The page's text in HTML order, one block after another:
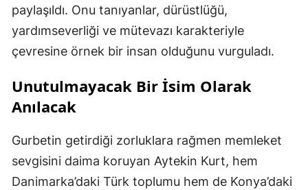
paylaşıldı. Onu tanıyanlar, dürüstlüğü,
yardımseverliği ve mütevazı karakteriyle
çevresine örnek bir insan olduğunu vurguladı.
Unutulmayacak Bir İsim Olarak
Anılacak
Gurbetin getirdiği zorluklara rağmen memleket
sevgisini daima koruyan Aytekin Kurt, hem
Danimarka’daki Türk toplumu hem de Konya’daki